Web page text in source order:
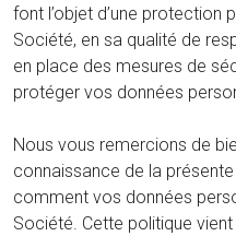
font l’objet d’une protection
Société, en sa qualité de
en place des mesures de
protéger vos données
Nous vous remercions de
connaissance de la
comment vos données
Société. Cette politique